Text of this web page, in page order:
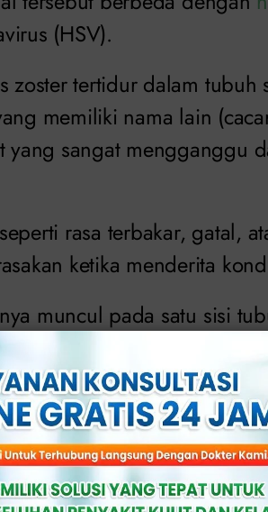
(HSV).
zoster tertidur dalam
memiliki nama lain
yang sangat mengganggu
rasa terbakar, gatal,
ketika menderita
muncul pada satu sisi
dan punggung. Infeksi
hidung, atau telinga.
ini biasanya terjadi pada
pernah atau pernah